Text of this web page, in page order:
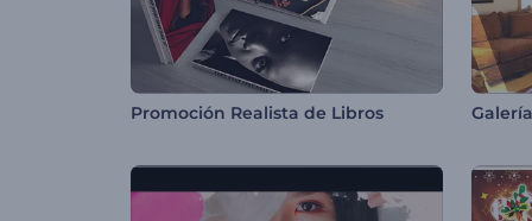
Promoción Realista de Libros